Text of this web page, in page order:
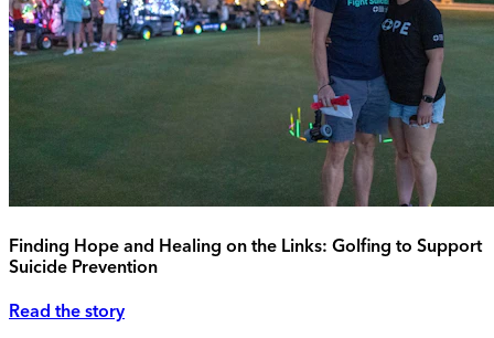
Finding Hope and Healing on the Links: Golfing to Support
Suicide Prevention
Read the story